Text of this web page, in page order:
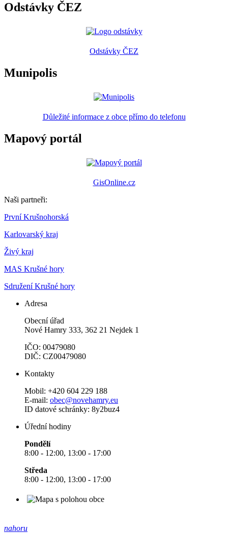
Odstávky ČEZ
Odstávky ČEZ
Munipolis
Důležité informace z obce přímo do telefonu
Mapový portál
GisOnline.cz
Naši partneři:
První Krušnohorská
Karlovarský kraj
Živý kraj
MAS Krušné hory
Sdružení Krušné hory
Adresa
Obecní úřad
Nové Hamry 333, 362 21 Nejdek 1
IČO: 00479080
DIČ: CZ00479080
Kontakty
Mobil: +420 604 229 188
E-mail: obec@novehamry.eu
ID datové schránky: 8y2buz4
Úřední hodiny
Pondělí
8:00 - 12:00, 13:00 - 17:00
Středa
8:00 - 12:00, 13:00 - 17:00
nahoru